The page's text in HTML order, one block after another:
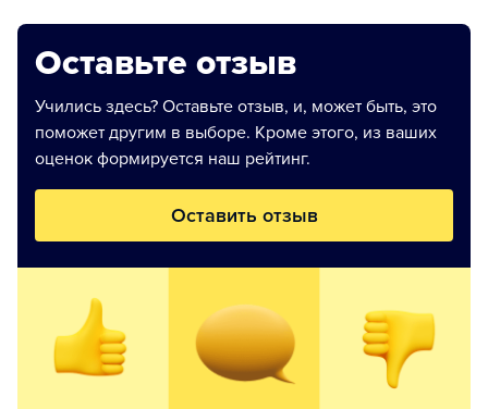
Оставьте отзыв
Учились здесь? Оставьте отзыв, и, может быть, это
поможет другим в выборе. Кроме этого, из ваших
оценок формируется наш рейтинг.
Оставить отзыв